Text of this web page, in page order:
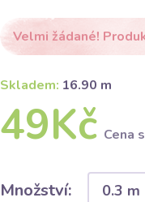
Velmi žádané!
Skladem: 16.90 m
49Kč Cena
Množství: 0.3 m